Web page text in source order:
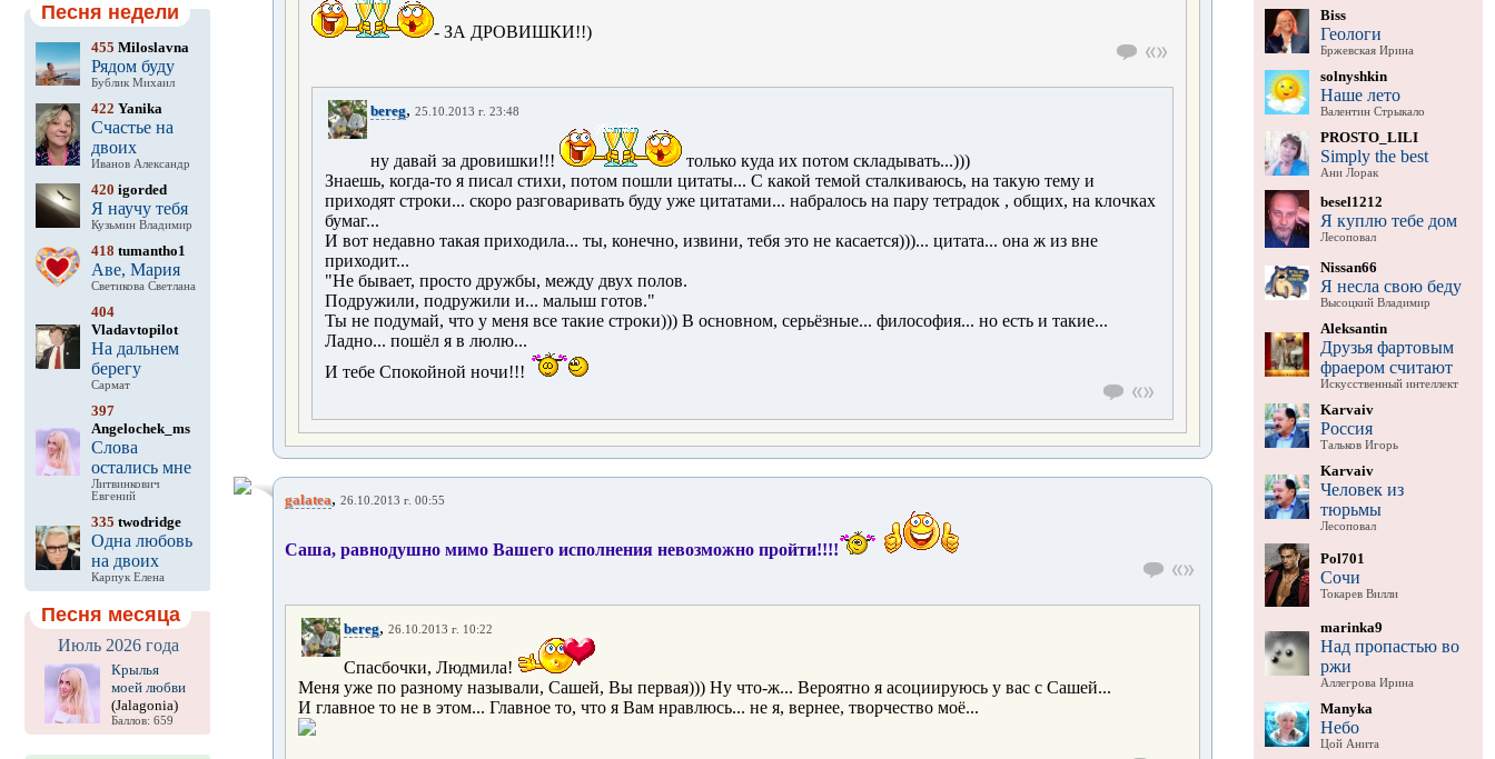
Песня недели
455 Miloslavna
Рядом буду
Бублик Михаил
422 Yanika
Счастье на
двоих
Иванов Александр
420 igorded
Я научу тебя
Кузьмин Владимир
418 tumantho1
Аве, Мария
Светикова Светлана
404
Vladavtopilot
На дальнем
берегу
Сармат
397
Angelochek_ms
Слова
остались мне
Литвинкович
Евгений
335 twodridge
Одна любовь
на двоих
Карпук Елена
Песня месяца
Июль 2026 года
Крылья
моей любви
(Jalagonia)
Баллов: 659
- ЗА ДРОВИШКИ!!)
bereg, 25.10.2013 г. 23:48
ну давай за дровишки!!!
только куда их потом складывать...)))
Знаешь, когда-то я писал стихи, потом пошли цитаты... С какой темой сталкиваюсь, на такую тему и
приходят строки... скоро разговаривать буду уже цитатами... набралось на пару тетрадок , общих, на клочках
бумаг...
И вот недавно такая приходила... ты, конечно, извини, тебя это не касается)))... цитата... она ж из вне
приходит...
"Не бывает, просто дружбы, между двух полов.
Подружили, подружили и... малыш готов."
Ты не подумай, что у меня все такие строки))) В основном, серьёзные... философия... но есть и такие...
Ладно... пошёл я в люлю...
И тебе Спокойной ночи!!!
galatea, 26.10.2013 г. 00:55
Саша, равнодушно мимо Вашего исполнения невозможно пройти!!!!
bereg, 26.10.2013 г. 10:22
Спасбочки, Людмила!
Меня уже по разному называли, Сашей, Вы первая))) Ну что-ж... Вероятно я асоциируюсь у вас с Сашей...
И главное то не в этом... Главное то, что я Вам нравлюсь... не я, вернее, творчество моё...
Biss
Геологи
Бржевская Ирина
solnyshkin
Наше лето
Валентин Стрыкало
PROSTO_LILI
Simply the best
Ани Лорак
besel1212
Я куплю тебе дом
Лесоповал
Nissan66
Я несла свою беду
Высоцкий Владимир
Aleksantin
Друзья фартовым
фраером считают
Искусственный интеллект
Karvaiv
Россия
Тальков Игорь
Karvaiv
Человек из
тюрьмы
Лесоповал
Pol701
Сочи
Токарев Вилли
marinka9
Над пропастью во
ржи
Аллегрова Ирина
Manyka
Небо
Цой Анита